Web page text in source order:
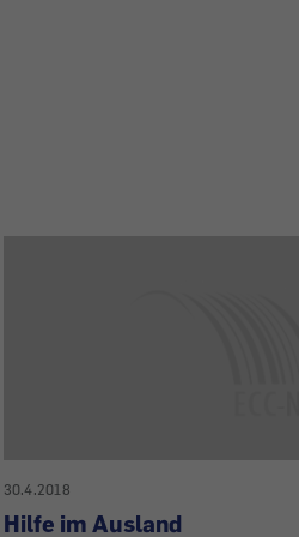
30.4.2018
Hilfe im Ausland